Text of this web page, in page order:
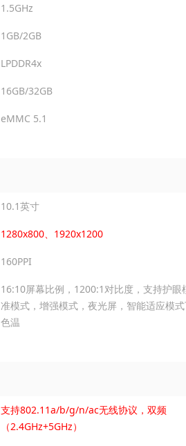
1.5GHz
1GB/2GB
LPDDR4x
16GB/32GB
eMMC 5.1
10.1英寸
1280x800、1920x1200
160PPI
16:10屏幕比例，1200:1对比度，支持护眼
准模式，增强模式，夜光屏，智能适应模
色温
支持802.11a/b/g/n/ac无线协议，双频
（2.4GHz+5GHz）